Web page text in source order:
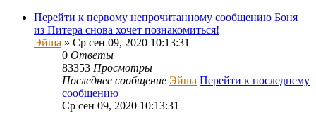
Перейти к первому непрочитанному сообщению Боня
из Питера снова хочет познакомиться!
Эйша » Ср сен 09, 2020 10:13:31
0 Ответы
83353 Просмотры
Последнее сообщение Эйша Перейти к последнему
сообщению
Ср сен 09, 2020 10:13:31